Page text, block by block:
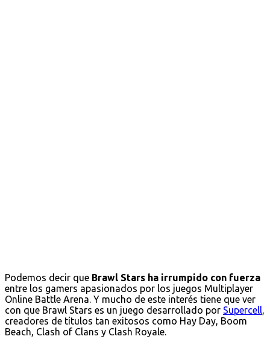
Podemos decir que Brawl Stars ha irrumpido con fuerza
entre los gamers apasionados por los juegos Multiplayer
Online Battle Arena. Y mucho de este interés tiene que ver
con que Brawl Stars es un juego desarrollado por Supercell,
creadores de títulos tan exitosos como Hay Day, Boom
Beach, Clash of Clans y Clash Royale.